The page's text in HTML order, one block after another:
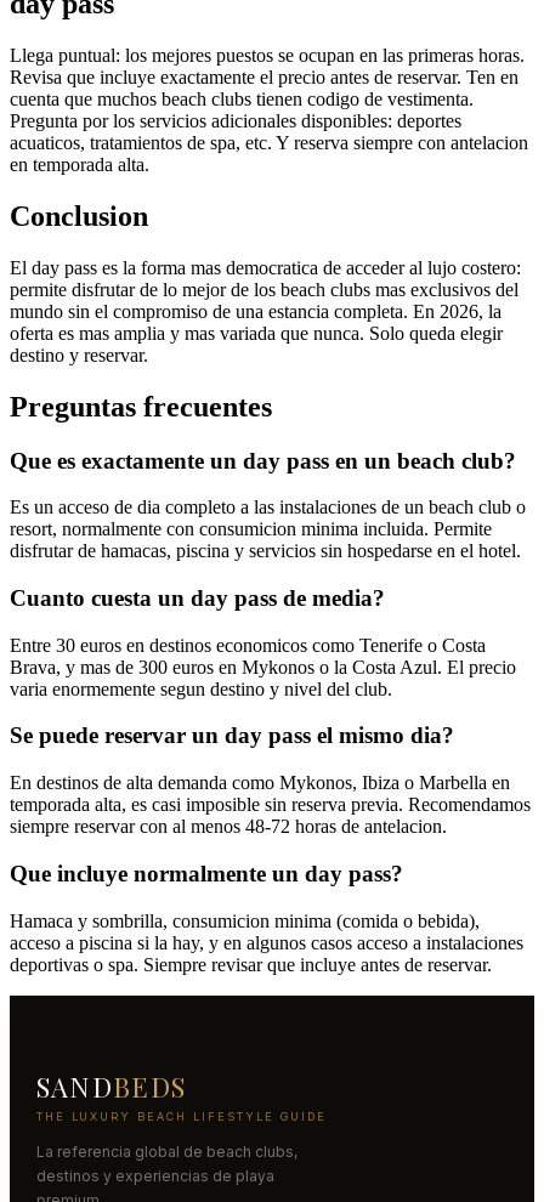
Llega puntual: los mejores puestos se ocupan en las primeras horas.
Revisa que incluye exactamente el precio antes de reservar. Ten en
cuenta que muchos beach clubs tienen codigo de vestimenta.
Pregunta por los servicios adicionales disponibles: deportes
acuaticos, tratamientos de spa, etc. Y reserva siempre con antelacion
en temporada alta.
Conclusion
El day pass es la forma mas democratica de acceder al lujo costero:
permite disfrutar de lo mejor de los beach clubs mas exclusivos del
mundo sin el compromiso de una estancia completa. En 2026, la
oferta es mas amplia y mas variada que nunca. Solo queda elegir
destino y reservar.
Preguntas frecuentes
Que es exactamente un day pass en un beach club?
Es un acceso de dia completo a las instalaciones de un beach club o
resort, normalmente con consumicion minima incluida. Permite
disfrutar de hamacas, piscina y servicios sin hospedarse en el hotel.
Cuanto cuesta un day pass de media?
Entre 30 euros en destinos economicos como Tenerife o Costa
Brava, y mas de 300 euros en Mykonos o la Costa Azul. El precio
varia enormemente segun destino y nivel del club.
Se puede reservar un day pass el mismo dia?
En destinos de alta demanda como Mykonos, Ibiza o Marbella en
temporada alta, es casi imposible sin reserva previa. Recomendamos
siempre reservar con al menos 48-72 horas de antelacion.
Que incluye normalmente un day pass?
Hamaca y sombrilla, consumicion minima (comida o bebida),
acceso a piscina si la hay, y en algunos casos acceso a instalaciones
deportivas o spa. Siempre revisar que incluye antes de reservar.
SANDBEDS
THE LUXURY BEACH LIFESTYLE GUIDE
La referencia global de beach clubs,
destinos y experiencias de playa